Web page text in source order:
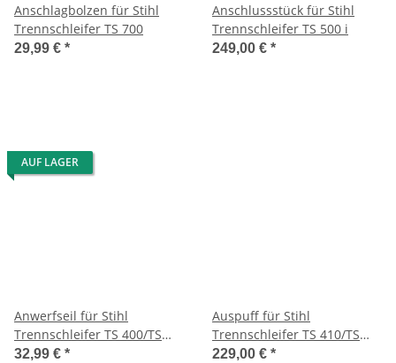
Anschlagbolzen für Stihl
Trennschleifer TS 700
29,99 € *
Anschlussstück für Stihl
Trennschleifer TS 500 i
249,00 € *
AUF LAGER
Anwerfseil für Stihl
Trennschleifer TS 400/TS
700/ TS 800/BT 360
32,99 € *
Auspuff für Stihl
Trennschleifer TS 410/TS
420
229,00 € *